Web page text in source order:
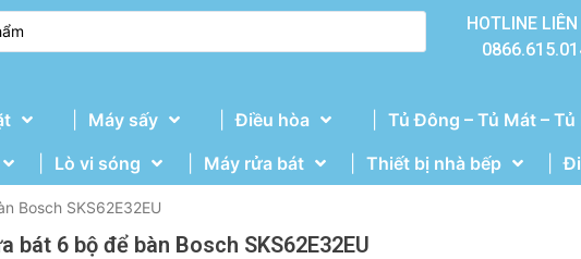
HOTLINE LIÊN
Máy sấy Điều hòa
Tủ Đông – Tủ Mát – Tủ
Lò vi sóng Máy rửa bát Thiết bị nhà bếp
Bosch SKS62E32EU
bát 6 bộ để bàn Bosch SKS62E32EU